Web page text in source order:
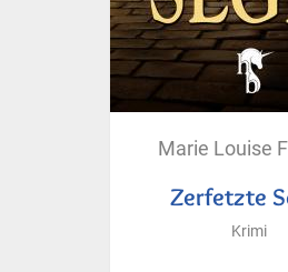
Marie Louise
Zerfetzte
Krimi